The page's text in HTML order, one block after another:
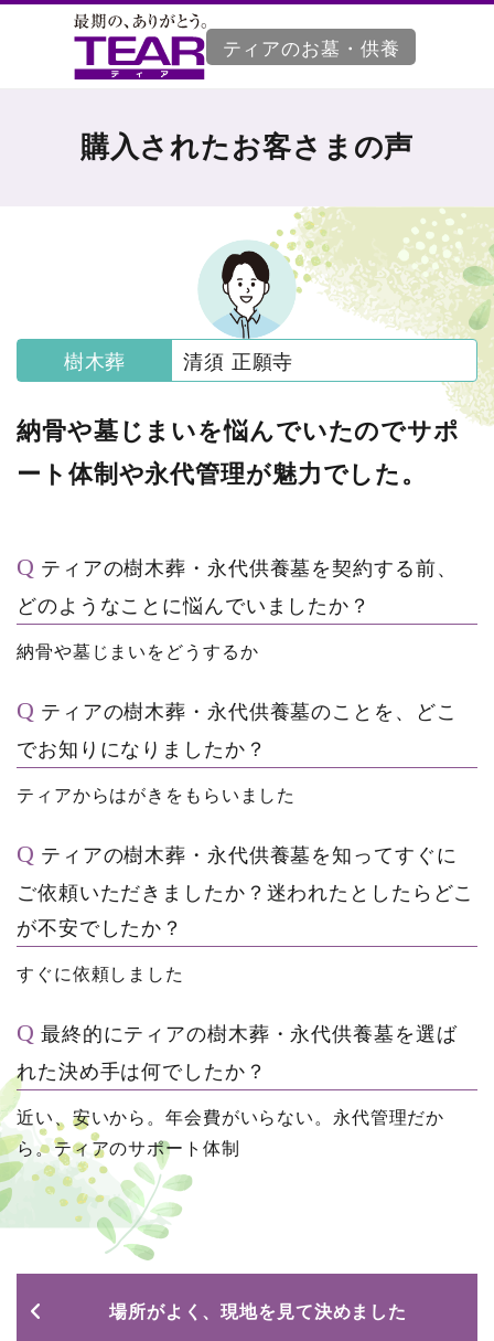
ティアのお墓・供養
購入されたお客さまの声
樹木葬 清須 正願寺
納骨や墓じまいを悩んでいたのでサポ
ート体制や永代管理が魅力でした。
ティアの樹木葬・永代供養墓を契約する前、
どのようなことに悩んでいましたか？
納骨や墓じまいをどうするか
ティアの樹木葬・永代供養墓のことを、どこ
でお知りになりましたか？
ティアからはがきをもらいました
ティアの樹木葬・永代供養墓を知ってすぐに
ご依頼いただきましたか？迷われたとしたらどこ
が不安でしたか？
すぐに依頼しました
最終的にティアの樹木葬・永代供養墓を選ば
れた決め手は何でしたか？
近い、安いから。年会費がいらない。永代管理だか
ら。ティアのサポート体制
場所がよく、現地を見て決めました